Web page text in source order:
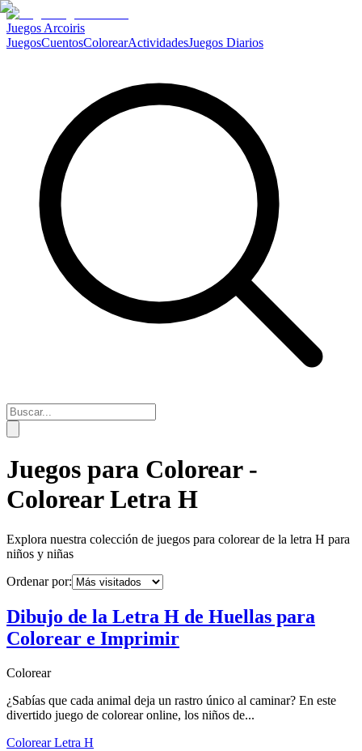
Juegos Arcoiris
JuegosCuentosColorearActividadesJuegos Diarios
Juegos para Colorear -
Colorear Letra H
Explora nuestra colección de juegos para colorear de la letra H para
niños y niñas
Ordenar por:
Dibujo de la Letra H de Huellas para
Colorear e Imprimir
Colorear
¿Sabías que cada animal deja un rastro único al caminar? En este
divertido juego de colorear online, los niños de...
Colorear Letra H